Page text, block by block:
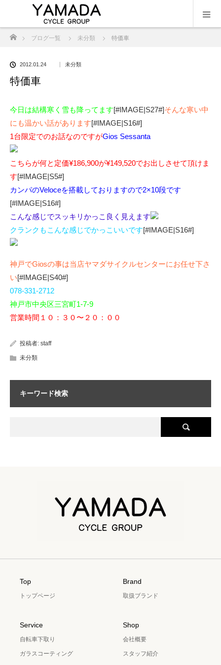
ブログ一覧 未分類 特価車
2012.01.24 未分類
特価車
今日は結構寒く雪も降ってます[#IMAGE|S27#]そんな寒い中
にも温かい話があります[#IMAGE|S16#]
1台限定でのお話なのですがGios Sessanta
こちらが何と定価¥186,900が¥149,520でお出しさせて頂けま
す[#IMAGE|S5#]
カンパのVeloceを搭載しておりますので2×10段です
[#IMAGE|S16#]
こんな感じでスッキリかっこ良く見えます
クランクもこんな感じでかっこいいです[#IMAGE|S16#]
神戸でGiosの事は当店ヤマダサイクルセンターにお任せ下さ
い[#IMAGE|S40#]
078-331-2712
神戸市中央区三宮町1-7-9
営業時間１０：３０〜２０：００
投稿者: staff
未分類
キーワード検索
Top
トップページ
Brand
取扱ブランド
Service
自転車下取り
ガラスコーティング
Shop
会社概要
スタッフ紹介